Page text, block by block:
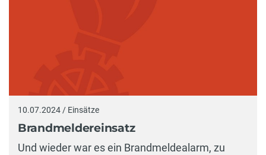
10.07.2024 / Einsätze
Brandmeldereinsatz
Und wieder war es ein Brandmeldealarm, zu